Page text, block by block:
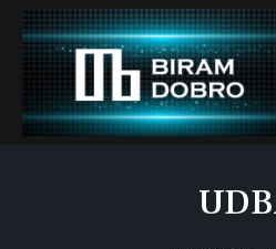
Skip
content